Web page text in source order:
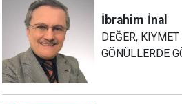
İbrahim İnal
DEĞER,
GÖNÜLLERDE